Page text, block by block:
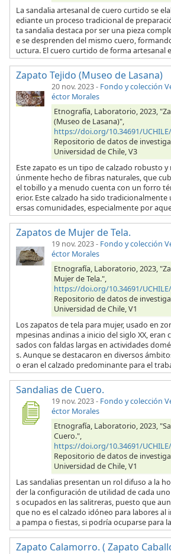
La sandalia artesanal de cuero curtido se
ediante un proceso tradicional de
ta sandalia destaca por ser una pieza
e se desprenden del mismo cuero,
uctura. El cuero curtido de forma artesanal
Zapato Tejido (Museo de Lasana)
20 nov. 2023- Fondo y colección
éctor Morales
Etnografía, Laboratorio, 2023,
(Museo de Lasana)",
https://doi.org/10.34691/UCHILE/
Repositorio de datos de
Universidad de Chile, V3
Este zapato es un tipo de calzado robusto y
únmente hecho de fibras naturales, que
el tobillo y a menudo cuenta con un forro
erior. Este calzado ha sido tradicionalmente
ersas comunidades, especialmente por
Zapatos de Mujer de Tela.
19 nov. 2023- Fondo y colección
éctor Morales
Etnografía, Laboratorio, 2023,
Mujer de Tela.",
https://doi.org/10.34691/UCHILE/
Repositorio de datos de
Universidad de Chile, V1
Los zapatos de tela para mujer, usado en
mpesinas andinas a inicio del siglo XX, eran
sados con faldas largas en actividades
s. Aunque se destacaron en diversos
o eran el calzado predominante para el
Sandalias de Cuero.
19 nov. 2023- Fondo y colección
éctor Morales
Etnografía, Laboratorio, 2023,
Cuero.",
https://doi.org/10.34691/UCHILE/
Repositorio de datos de
Universidad de Chile, V1
Las sandalias presentan un rol difuso a la
der la configuración de utilidad de cada uno
s ocupados en las salitreras, puesto que
que no es el calzado idóneo para labores al
a pampa o fiestas, si podría ocuparse para
Zapato Calamorro. ( Zapato